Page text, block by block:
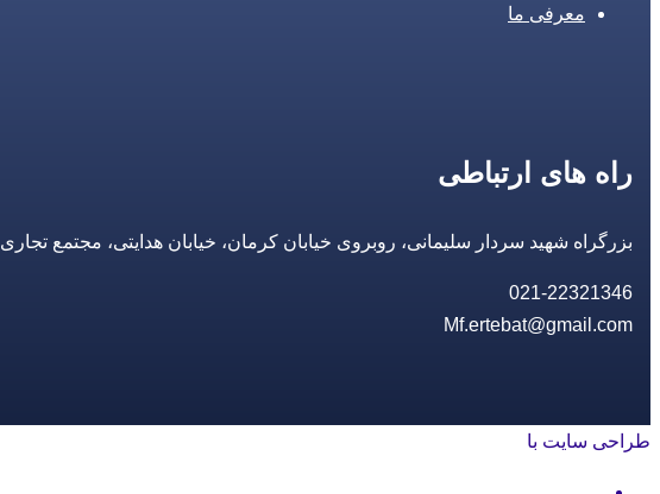
معرفی ما
راه های ارتباطی
بزرگراه شهید سردار سلیمانی، روبروی خیابان کرمان، خیابان هدایتی، مجتمع تجاری 14 معصوم ، طبقه 3، واحد 3
021-22321346
Mf.ertebat@gmail.com
طراحی سایت با